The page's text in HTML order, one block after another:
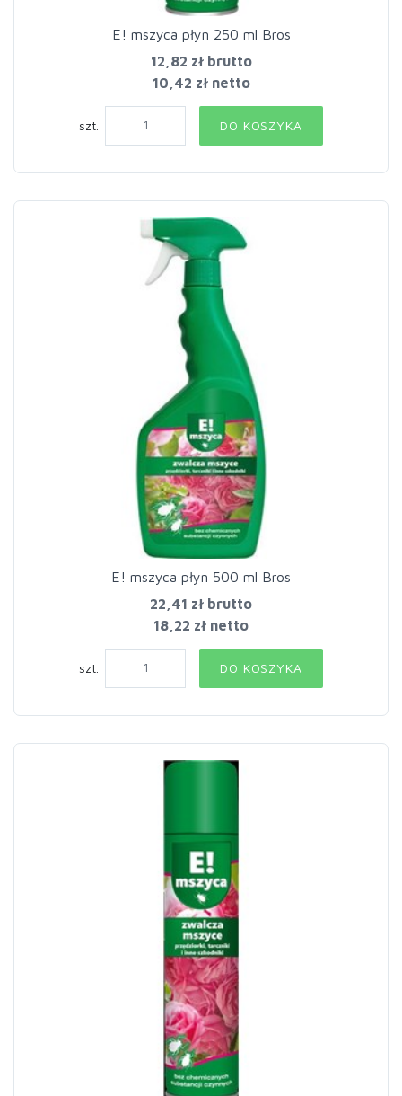
E! mszyca płyn 250 ml Bros
12,82 złbrutto
10,42 zł netto
szt. DO KOSZYKA
E! mszyca płyn 500 ml Bros
22,41 zł brutto
18,22 zł netto
szt. DO KOSZYKA